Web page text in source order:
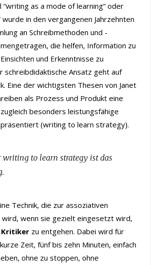
as a mode of learning” oder
wurde in den vergangenen Jahrzehnten
an Schreibmethoden und -
die helfen, Information zu
und Erkenntnisse zu
schreibdidaktische Ansatz geht auf
Eine der wichtigsten Thesen von Janet
als Prozess und Produkt eine
besonders leistungsfähige
(writing to learn strategy).
writing to learn strategy ist das
Technik, die zur assoziativen
wird, wenn sie gezielt eingesetzt wird,
Kritiker zu entgehen. Dabei wird für
Zeit, fünf bis zehn Minuten, einfach
ohne zu stoppen, ohne